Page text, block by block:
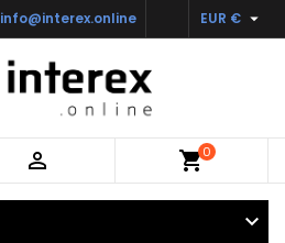
info@interex.online EUR € 
 shopping_cart0